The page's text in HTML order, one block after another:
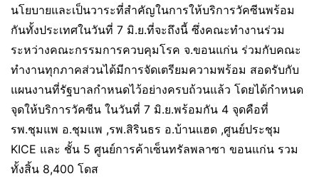
นโยบายและเป็นวาระที่สำคัญในการให้บริการวัคซีนพร้อม
กันทั้งประเทศในวันที่ 7 มิ.ย.ที่จะถึงนี้ ซึ่งคณะทำงานร่วม
ระหว่างคณะกรรมการควบคุมโรค จ.ขอนแก่น ร่วมกับคณะ
ทำงานทุกภาคส่วนได้มีการจัดเตรียมความพร้อม สอดรับกับ
แผนงานที่รัฐบาลกำหนดไว้อย่างครบถ้วนแล้ว โดยได้กำหนด
จุดให้บริการวัคซีน ในวันที่ 7 มิ.ย.พร้อมกัน 4 จุดคือที่
รพ.ชุมแพ อ.ชุมแพ ,รพ.สิรินธร อ.บ้านแฮด ,ศูนย์ประชุม
KICE และ ชั้น 5 ศูนย์การค้าเซ็นทรัลพลาซา ขอนแก่น รวม
ทั้งสิ้น 8,400 โดส